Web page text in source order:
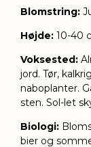
Blomstring:
Højde: 10-40
Voksested:
jord. Tør,
naboplanter.
sten. Sol-let
Biologi:
bier og